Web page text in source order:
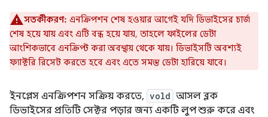
সতর্কীকরণ: এনক্রিপশন শেষ হওয়ার আগেই যদি ডিভাইসের চার্জ
শেষ হয়ে যায় এবং এটি বন্ধ হয়ে যায়, তাহলে ফাইলের ডেটা
আংশিকভাবে এনক্রিপ্ট করা অবস্থায় থেকে যায়। ডিভাইসটি অবশ্যই
ফ্যাক্টরি রিসেট করতে হবে এবং এতে সমস্ত ডেটা হারিয়ে যাবে।
ইনপ্লেস এনক্রিপশন সক্রিয় করতে, vold আসল ব্লক
ডিভাইসের প্রতিটি সেক্টর পড়ার জন্য একটি লুপ শুরু করে এবং